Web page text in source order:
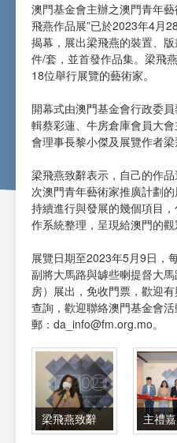
澳門基金會主辦之澳門青年
飛燕作品展”已於2023年4月
揭幕，展出梁飛燕的裝置、
件/套，並首發作品集。梁飛
18位舉行展覽的藝術家。
開幕式由澳門基金會行政委
輯蔡彩蓮、牛房倉庫會員大
會理事長黎小傑及展覽作者梁
梁飛燕致辭表示，自己的作
次澳門青年藝術家推廣計劃
持續進行與發展的幾個項目
作系統整理，呈現給澳門的觀
展覽日期至2023年5月9日，
副將大馬路與罅些喇提督大
房）展出，免收門票，歡迎
查詢，歡迎聯絡澳門基金會
郵：da_info@fm.org.mo。
梁飛燕致辭